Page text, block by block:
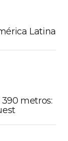
Latina
metros: